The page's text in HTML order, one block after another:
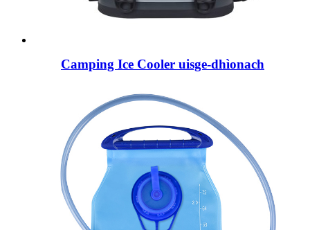
Camping Ice Cooler uisge-dhìonach